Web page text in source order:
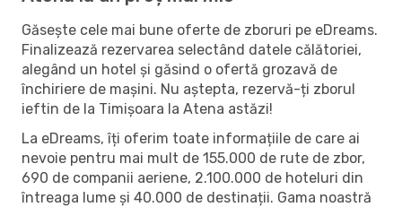
Găsește cele mai bune oferte de zboruri pe eDreams.
Finalizează rezervarea selectând datele călătoriei,
alegând un hotel și găsind o ofertă grozavă de
închiriere de mașini. Nu aștepta, rezervă-ți zborul
ieftin de la Timișoara la Atena astăzi!
La eDreams, îți oferim toate informațiile de care ai
nevoie pentru mai mult de 155.000 de rute de zbor,
690 de companii aeriene, 2.100.000 de hoteluri din
întreaga lume și 40.000 de destinații. Gama noastră